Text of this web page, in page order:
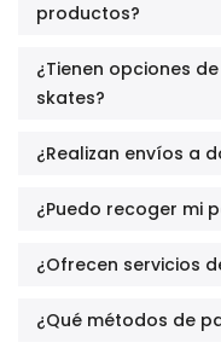
productos?
¿Tienen opciones
skates?
¿Realizan envíos a
¿Puedo recoger mi
¿Ofrecen servicios
¿Qué métodos de